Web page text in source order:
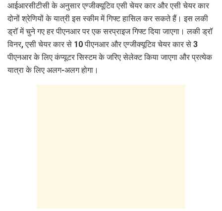
आईआरसीटीसी के अनुसार एग्जीक्यूटिव एसी चेयर कार और एसी चेयर कार
दोनों श्रेणियों के यात्री इस स्कीम में गिफ्ट हासिल कर सकते हैं। इस लकी
ड्रॉ में चुने गए हर पीएनआर पर एक सरप्राइज गिफ्ट दिया जाएगा। लकी ड्रॉ
विनर, एसी चेयर कार से 10 पीएनआर और एग्जीक्यूटिव चेयर कार से 3
पीएनआर के लिए कंप्यूटर सिस्टम के जरिए सेलेक्ट किया जाएगा और प्रत्येक
यात्रा के लिए अलग-अलग होगा।